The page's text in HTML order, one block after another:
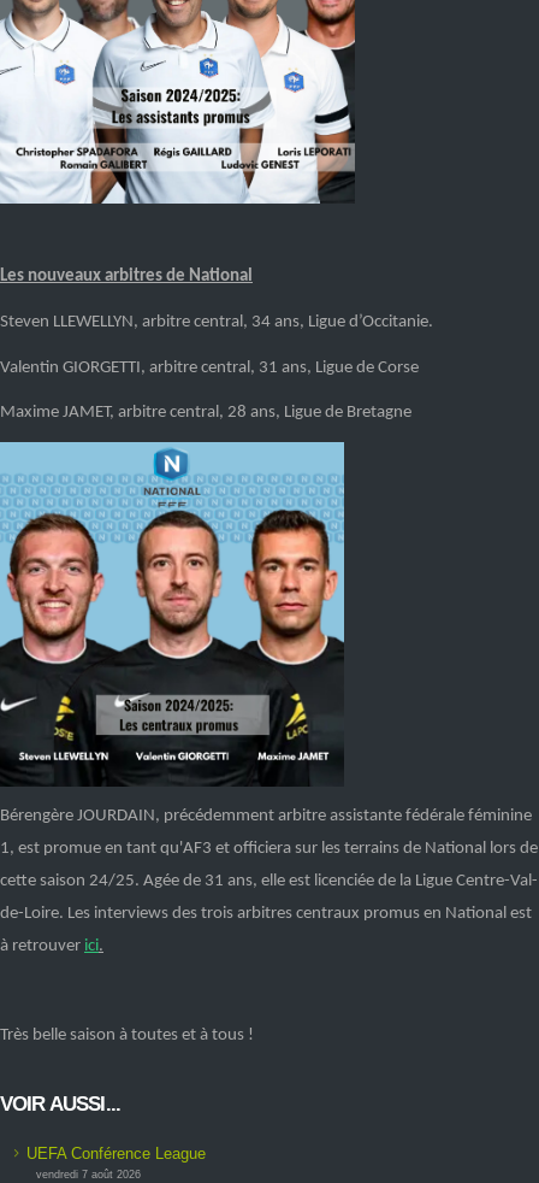
Les nouveaux arbitres de National
Steven LLEWELLYN, arbitre central, 34 ans, Ligue d’Occitanie.
Valentin GIORGETTI, arbitre central , 31 ans, Ligue de Corse
Maxime JAMET, arbitre central, 28 ans, Ligue de Bretagne
Bérengère JOURDAIN , précédemment arbitre assistante fédérale féminine
1, est promue en tant qu'AF3 et officiera sur les terrains de National l ors de
cette saison 24/25. Agée de 31 ans, elle est licenciée de la Ligue Centre-Val-
de-Loire. Les interviews des trois arbitres centraux promus en National est
à retrouver ici.
Très belle saison à toutes et à tous !
VOIR AUSSI...
UEFA Conférence League
vendredi 7 août 2026